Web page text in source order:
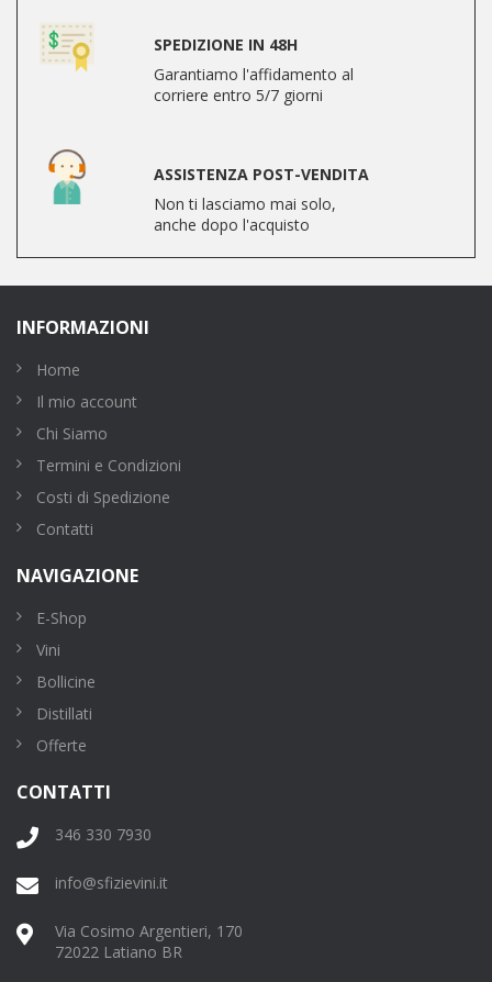
SPEDIZIONE IN 48H
Garantiamo l'affidamento al
corriere entro 5/7 giorni
ASSISTENZA POST-VENDITA
Non ti lasciamo mai solo,
anche dopo l'acquisto
INFORMAZIONI
Home
Il mio account
Chi Siamo
Termini e Condizioni
Costi di Spedizione
Contatti
NAVIGAZIONE
E-Shop
Vini
Bollicine
Distillati
Offerte
CONTATTI
346 330 7930
info@sfizievini.it
Via Cosimo Argentieri, 170
72022 Latiano BR